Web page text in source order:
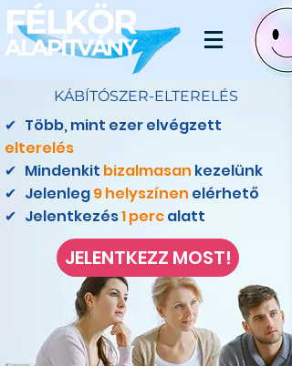
FÉLKÖR
ALAPÍTVÁNY
KÁBÍTÓSZER-ELTERELÉS
✔ Több, mint ezer elvégzett
elterelés
✔ Mindenkit bizalmasan kezelünk
✔ Jelenleg9 helyszínen elérhető
✔ Jelentkezés1 percalatt
JELENTKEZZ MOST!